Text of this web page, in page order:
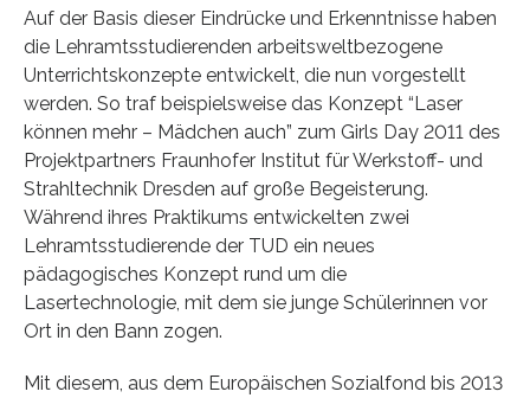
Auf der Basis dieser Eindrücke und Erkenntnisse haben
die Lehramtsstudierenden arbeitsweltbezogene
Unterrichtskonzepte entwickelt, die nun vorgestellt
werden. So traf beispielsweise das Konzept “Laser
können mehr – Mädchen auch” zum Girls Day 2011 des
Projektpartners Fraunhofer Institut für Werkstoff- und
Strahltechnik Dresden auf große Begeisterung.
Während ihres Praktikums entwickelten zwei
Lehramtsstudierende der TUD ein neues
pädagogisches Konzept rund um die
Lasertechnologie, mit dem sie junge Schülerinnen vor
Ort in den Bann zogen.
Mit diesem, aus dem Europäischen Sozialfond bis 2013